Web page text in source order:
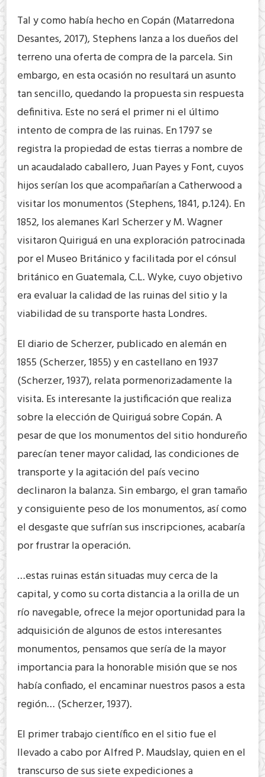
Tal y como había hecho en Copán (Matarredona
Desantes, 2017), Stephens lanza a los dueños del
terreno una oferta de compra de la parcela. Sin
embargo, en esta ocasión no resultará un asunto
tan sencillo, quedando la propuesta sin respuesta
definitiva. Este no será el primer ni el último
intento de compra de las ruinas. En 1797 se
registra la propiedad de estas tierras a nombre de
un acaudalado caballero, Juan Payes y Font, cuyos
hijos serían los que acompañarían a Catherwood a
visitar los monumentos (Stephens, 1841, p.124). En
1852, los alemanes Karl Scherzer y M. Wagner
visitaron Quiriguá en una exploración patrocinada
por el Museo Británico y facilitada por el cónsul
británico en Guatemala, C.L. Wyke, cuyo objetivo
era evaluar la calidad de las ruinas del sitio y la
viabilidad de su transporte hasta Londres.
El diario de Scherzer, publicado en alemán en
1855 (Scherzer, 1855) y en castellano en 1937
(Scherzer, 1937), relata pormenorizadamente la
visita. Es interesante la justificación que realiza
sobre la elección de Quiriguá sobre Copán. A
pesar de que los monumentos del sitio hondureño
parecían tener mayor calidad, las condiciones de
transporte y la agitación del país vecino
declinaron la balanza. Sin embargo, el gran tamaño
y consiguiente peso de los monumentos, así como
el desgaste que sufrían sus inscripciones, acabaría
por frustrar la operación.
…estas ruinas están situadas muy cerca de la
capital, y como su corta distancia a la orilla de un
río navegable, ofrece la mejor oportunidad para la
adquisición de algunos de estos interesantes
monumentos, pensamos que sería de la mayor
importancia para la honorable misión que se nos
había confiado, el encaminar nuestros pasos a esta
región… (Scherzer, 1937).
El primer trabajo científico en el sitio fue el
llevado a cabo por Alfred P. Maudslay, quien en el
transcurso de sus siete expediciones a